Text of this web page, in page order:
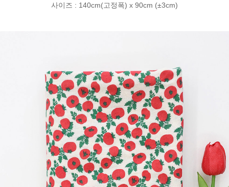
사이즈 : 140cm(고정폭) x 90cm (±3cm)